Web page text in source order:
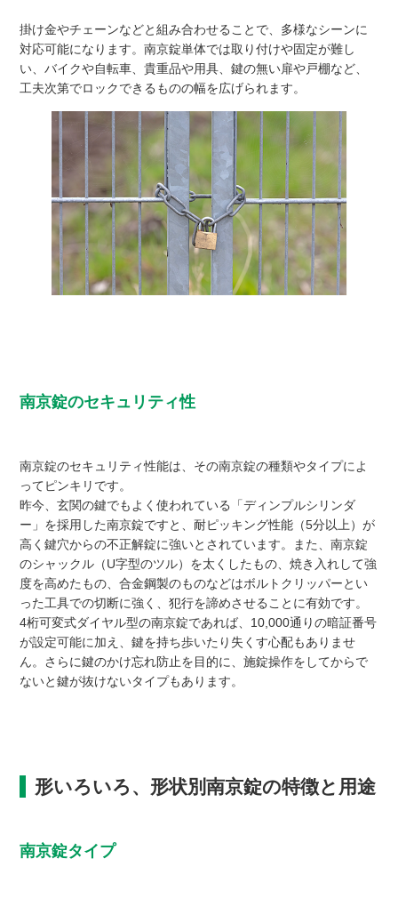
掛け金やチェーンなどと組み合わせることで、多様なシーンに
対応可能になります。南京錠単体では取り付けや固定が難し
い、バイクや自転車、貴重品や用具、鍵の無い扉や戸棚など、
工夫次第でロックできるものの幅を広げられます。
南京錠のセキュリティ性
南京錠のセキュリティ性能は、その南京錠の種類やタイプによ
ってピンキリです。
昨今、玄関の鍵でもよく使われている「ディンプルシリンダ
ー」を採用した南京錠ですと、耐ピッキング性能（5分以上）が
高く鍵穴からの不正解錠に強いとされています。また、南京錠
のシャックル（U字型のツル）を太くしたもの、焼き入れして強
度を高めたもの、合金鋼製のものなどはボルトクリッパーとい
った工具での切断に強く、犯行を諦めさせることに有効です。
4桁可変式ダイヤル型の南京錠であれば、10,000通りの暗証番号
が設定可能に加え、鍵を持ち歩いたり失くす心配もありませ
ん。さらに鍵のかけ忘れ防止を目的に、施錠操作をしてからで
ないと鍵が抜けないタイプもあります。
形いろいろ、形状別南京錠の特徴と用途
南京錠タイプ